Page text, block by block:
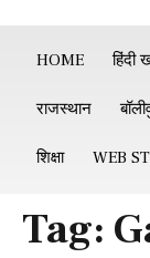
HOME हिंदी
राजस्थान
शिक्षा WEB
Tag: